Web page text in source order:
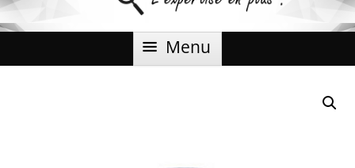
Menu Aller